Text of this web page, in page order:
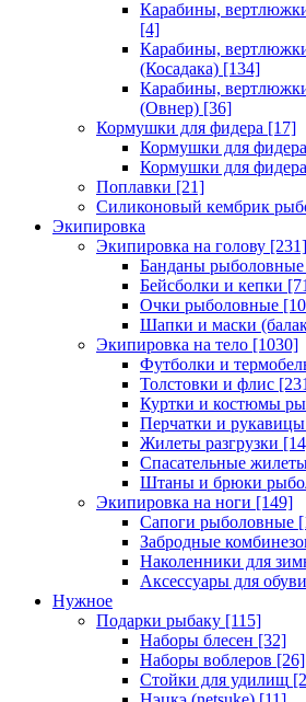
Карабины,
[4]
Карабины,
(Косадака) [134]
Карабины,
(Овнер) [36]
Кормушки для фидера [17]
Кормушки для
Кормушки для
Поплавки [21]
Силиконовый кембрик
Экипировка
Экипировка на голову [231]
Банданы рыболовные
Бейсболки и кепки
Очки рыболовные
Шапки и маски
Экипировка на тело [1030]
Футболки и
Толстовки и флис
Куртки и костюмы
Перчатки и
Жилеты разгрузки
Спасательные
Штаны и брюки
Экипировка на ноги [149]
Сапоги рыболовные
Забродные
Наколенники для
Аксессуары для обуви
Нужное
Подарки рыбаку [115]
Наборы блесен [32]
Наборы воблеров [26]
Стойки для удилищ